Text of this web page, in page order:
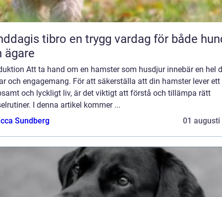
en trygg vardag för både hund
ägare
Att ta hand om en hamster som husdjur innebär en hel
och engagemang. För att säkerställa att din hamster lever ett
och lyckligt liv, är det viktigt att förstå och tillämpa rätt
I denna artikel kommer ...
Sundberg
01 augusti